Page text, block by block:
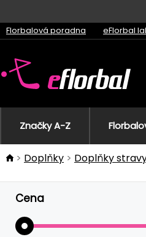
Florbalová poradna eFlorbal
Značky A-Z
Doplňky Doplňky
Cena